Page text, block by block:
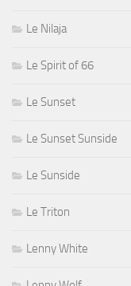
Le Nilaja
Le Spirit of 66
Le Sunset
Le Sunset Sunside
Le Sunside
Le Triton
Lenny White